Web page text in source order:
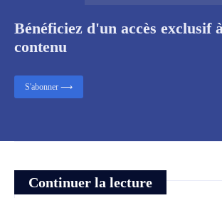
Continuer la lecture
Bénéficiez d'un accès exclusif
contenu
S'abonner ⟶